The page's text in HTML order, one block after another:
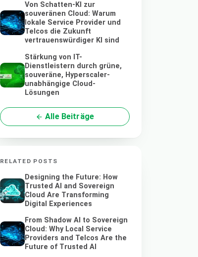
Von Schatten-KI zur
souveränen Cloud: Warum
lokale Service Provider und
Telcos die Zukunft
vertrauenswürdiger KI sind
Stärkung von IT-
Dienstleistern durch grüne,
souveräne, Hyperscaler-
unabhängige Cloud-
Lösungen
Alle Beiträge
RELATED POSTS
Designing the Future: How
Trusted AI and Sovereign
Cloud Are Transforming
Digital Experiences
From Shadow AI to Sovereign
Cloud: Why Local Service
Providers and Telcos Are the
Future of Trusted AI